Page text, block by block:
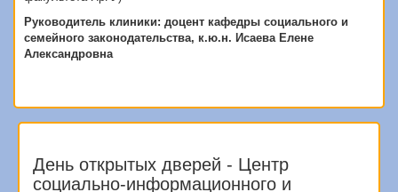
Руководитель клиники: доцент кафедры социального и
семейного законодательства, к.ю.н. Исаева Елене
Александровна
День открытых дверей - Центр
социально-информационного и